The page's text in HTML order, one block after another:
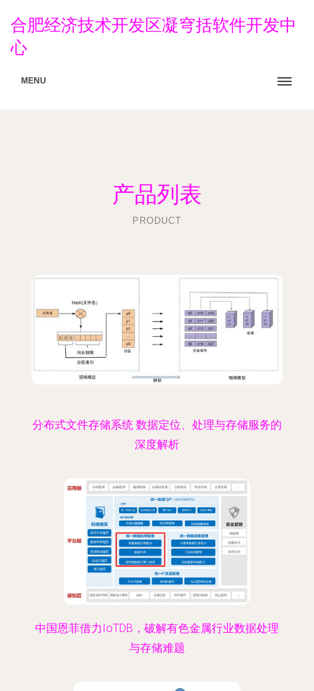
合肥经济技术开发区凝穹括软件开发中
心
MENU
产品列表
PRODUCT
分布式文件存储系统 数据定位、处理与存储服务的
深度解析
中国恩菲借力IoTDB，破解有色金属行业数据处理
与存储难题